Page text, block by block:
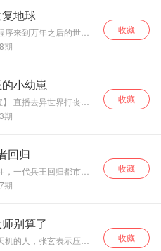
不会，花心浪荡，偏偏
有加，一生到死，心
，闹校园，小太监，护
古代侠士怎的戏耍人
统御万军，夺回东魏江
地球
序来到万年之后的世
。 地球灵气复
大上数百倍的古星大
。 于是林落制
的灵魂进入游戏打怪升
军团征战古星大陆，开
仙体！” “杀，为了炎黄复苏！” “杀，……！
期
收藏
小幼崽
】 直播去异世界打丧
了一个不可描述的理
后，离成功就差一
来的小崽子，再不放
，不知道哪里涌出无
围住。 叶染然立马变
丧尸，尴尬得嘿嘿
么喜欢给你当娘亲！”
期
收藏
回归
一代兵王回归都市，
伍后能顺利取到美娇
明白，看来苏国强不
曾经是军人，所以顾忌
的麻烦，好让他先松
... 作者：天上的鱼 代
期
收藏
别算了
的人，张玄表示压力
收藏